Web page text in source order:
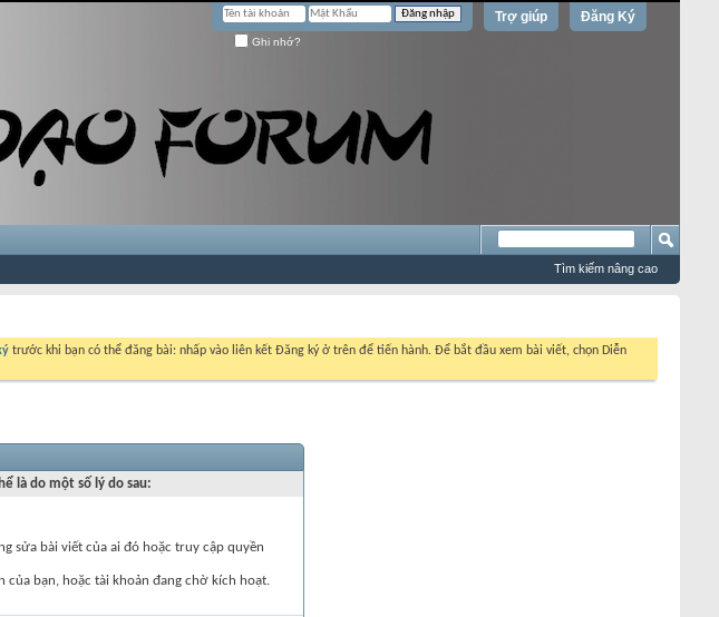
Đăng Ký
Trợ giúp
Ghi nhớ?
Tìm kiếm nâng cao
trước khi bạn có thể đăng bài: nhấp vào liên kết Đăng ký ở trên để tiến hành. Để bắt đầu xem bài viết, chọn Diễn
là do một số lý do sau:
sửa bài viết của ai đó hoặc truy cập quyền
của bạn, hoặc tài khoản đang chờ kích hoạt.